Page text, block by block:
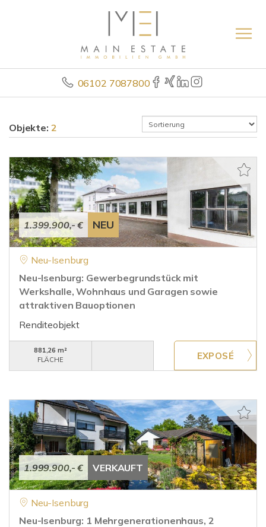
06102 7087800
Objekte: 2
1.399.900,- € NEU
Neu-Isenburg
Neu-Isenburg: Gewerbegrundstück mit
Werkshalle, Wohnhaus und Garagen sowie
attraktiven Bauoptionen
Renditeobjekt
881,26 m²
FLÄCHE
1.999.900,- € VERKAUFT
Neu-Isenburg
Neu-Isenburg: 1 Mehrgenerationenhaus, 2